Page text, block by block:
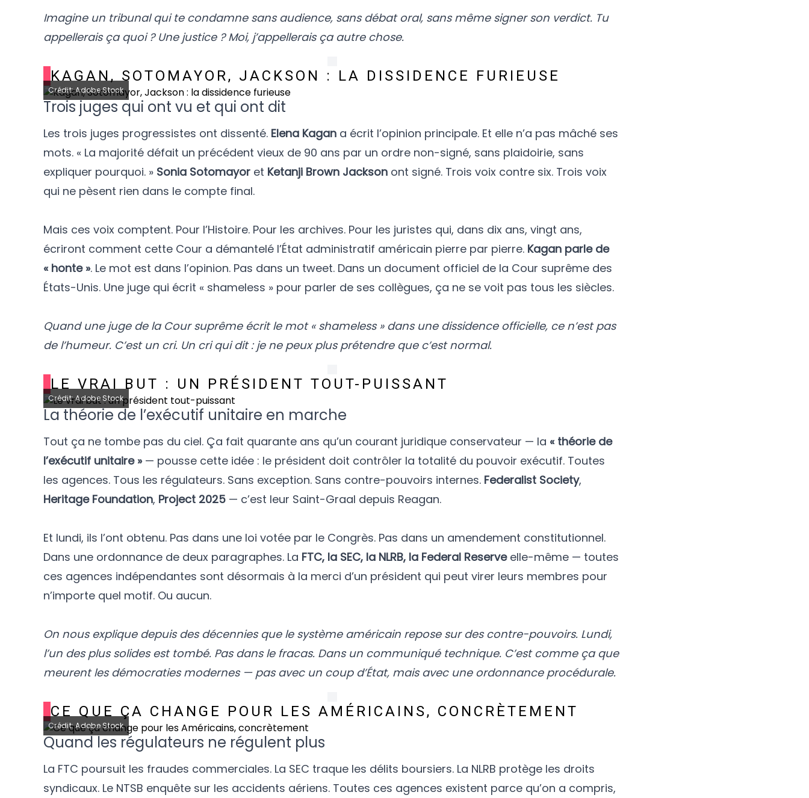
Imagine un tribunal qui te condamne sans audience, sans débat oral, sans même signer son verdict. Tu
appellerais ça quoi ? Une justice ? Moi, j’appellerais ça autre chose.
KAGAN, SOTOMAYOR, JACKSON : LA DISSIDENCE FURIEUSE
Crédit: Adobe Stock
Trois juges qui ont vu et qui ont dit
Les trois juges progressistes ont dissenté. Elena Kagan a écrit l’opinion principale. Et elle n’a pas mâché ses
mots. « La majorité défait un précédent vieux de 90 ans par un ordre non-signé, sans plaidoirie, sans
expliquer pourquoi. » Sonia Sotomayor et Ketanji Brown Jackson ont signé. Trois voix contre six. Trois voix
qui ne pèsent rien dans le compte final.
Mais ces voix comptent. Pour l’Histoire. Pour les archives. Pour les juristes qui, dans dix ans, vingt ans,
écriront comment cette Cour a démantelé l’État administratif américain pierre par pierre. Kagan parle de
« honte ». Le mot est dans l’opinion. Pas dans un tweet. Dans un document officiel de la Cour suprême des
États-Unis. Une juge qui écrit « shameless » pour parler de ses collègues, ça ne se voit pas tous les siècles.
Quand une juge de la Cour suprême écrit le mot « shameless » dans une dissidence officielle, ce n’est pas
de l’humeur. C’est un cri. Un cri qui dit : je ne peux plus prétendre que c’est normal.
LE VRAI BUT : UN PRÉSIDENT TOUT-PUISSANT
Crédit: Adobe Stock
La théorie de l’exécutif unitaire en marche
Tout ça ne tombe pas du ciel. Ça fait quarante ans qu’un courant juridique conservateur — la « théorie de
l’exécutif unitaire »— pousse cette idée : le président doit contrôler la totalité du pouvoir exécutif. Toutes
les agences. Tous les régulateurs. Sans exception. Sans contre-pouvoirs internes. Federalist Society,
Heritage Foundation, Project 2025 — c’est leur Saint-Graal depuis Reagan.
Et lundi, ils l’ont obtenu. Pas dans une loi votée par le Congrès. Pas dans un amendement constitutionnel.
Dans une ordonnance de deux paragraphes. La FTC, la SEC, la NLRB, la Federal Reserveelle-même — toutes
ces agences indépendantes sont désormais à la merci d’un président qui peut virer leurs membres pour
n’importe quel motif. Ou aucun.
On nous explique depuis des décennies que le système américain repose sur des contre-pouvoirs. Lundi,
l’un des plus solides est tombé. Pas dans le fracas. Dans un communiqué technique. C’est comme ça que
meurent les démocraties modernes — pas avec un coup d’État, mais avec une ordonnance procédurale.
CE QUE ÇA CHANGE POUR LES AMÉRICAINS, CONCRÈTEMENT
Crédit: Adobe Stock
Quand les régulateurs ne régulent plus
La FTC poursuit les fraudes commerciales. La SEC traque les délits boursiers. La NLRB protège les droits
syndicaux. Le NTSB enquête sur les accidents aériens. Toutes ces agences existent parce qu’on a compris,